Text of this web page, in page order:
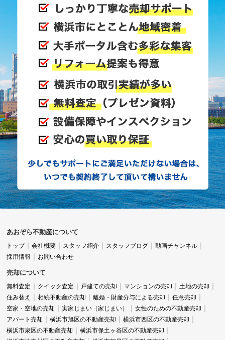
あおぞら不動産について
トップ 会社概要 スタッフ紹介 スタッフブログ
動画チャンネル
採用情報
お問い合わせ
売却について
無料査定 クイック査定 戸建ての売却 マンションの売却
土地の売却
住み替え
相続不動産の売却 離婚・財産分与による売却
任意売却
空家・空地の売却
実家じまい（家じまい）
女性のための不動産売却
アパート売却
横浜市旭区の不動産売却
横浜市西区の不動産売却
横浜市泉区の不動産売却
横浜市保土ヶ谷区の不動産売却